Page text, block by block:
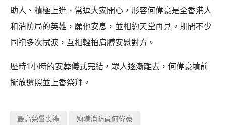
助人、積極上進、常逗大家開心，形容何偉豪是全香港人
和消防局的英雄，願他安息，並相約天堂再見。期間不少
同袍多次拭淚，互相輕拍肩膊安慰對方。
歷時1小時的安葬儀式完結，眾人逐漸離去，何偉豪墳前
擺放遺照並上香祭拜。
最高榮譽喪禮 殉職消防員何偉豪